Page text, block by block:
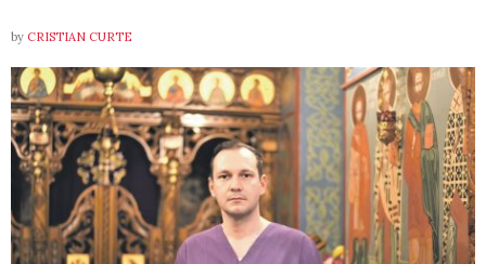
by CRISTIAN CURTE